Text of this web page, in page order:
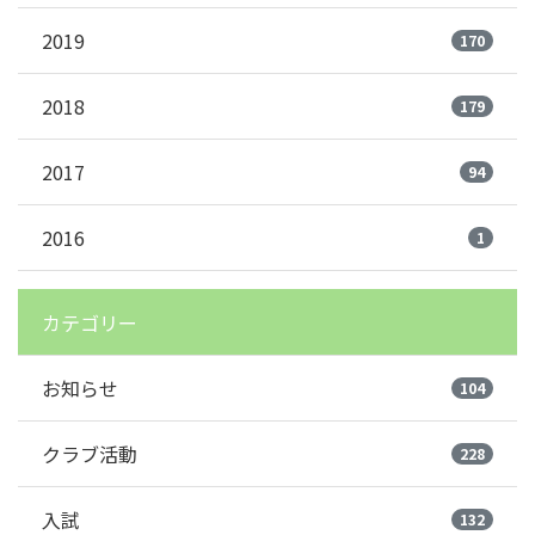
2019 170
2018 179
2017 94
2016 1
カテゴリー
お知らせ 104
クラブ活動 228
入試 132